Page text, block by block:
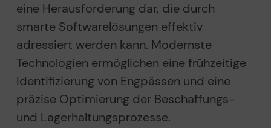
eine Herausforderung dar, die durch
smarte Softwarelösungen effektiv
adressiert werden kann. Modernste
Technologien ermöglichen eine frühzeitige
Identifizierung von Engpässen und eine
präzise Optimierung der Beschaffungs-
und Lagerhaltungsprozesse.